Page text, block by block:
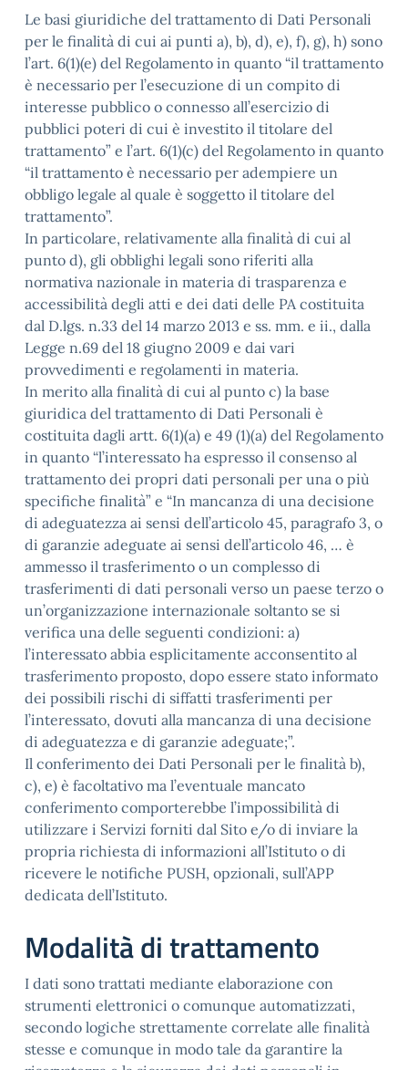
Le basi giuridiche del trattamento di Dati Personali
per le finalità di cui ai punti a), b), d), e), f), g), h) sono
l’art. 6(1)(e) del Regolamento in quanto “il trattamento
è necessario per l’esecuzione di un compito di
interesse pubblico o connesso all’esercizio di
pubblici poteri di cui è investito il titolare del
trattamento” e l’art. 6(1)(c) del Regolamento in quanto
“il trattamento è necessario per adempiere un
obbligo legale al quale è soggetto il titolare del
trattamento”.
In particolare, relativamente alla finalità di cui al
punto d), gli obblighi legali sono riferiti alla
normativa nazionale in materia di trasparenza e
accessibilità degli atti e dei dati delle PA costituita
dal D.lgs. n.33 del 14 marzo 2013 e ss. mm. e ii., dalla
Legge n.69 del 18 giugno 2009 e dai vari
provvedimenti e regolamenti in materia.
In merito alla finalità di cui al punto c) la base
giuridica del trattamento di Dati Personali è
costituita dagli artt. 6(1)(a) e 49 (1)(a) del Regolamento
in quanto “l’interessato ha espresso il consenso al
trattamento dei propri dati personali per una o più
specifiche finalità” e “In mancanza di una decisione
di adeguatezza ai sensi dell’articolo 45, paragrafo 3, o
di garanzie adeguate ai sensi dell’articolo 46, … è
ammesso il trasferimento o un complesso di
trasferimenti di dati personali verso un paese terzo o
un’organizzazione internazionale soltanto se si
verifica una delle seguenti condizioni: a)
l’interessato abbia esplicitamente acconsentito al
trasferimento proposto, dopo essere stato informato
dei possibili rischi di siffatti trasferimenti per
l’interessato, dovuti alla mancanza di una decisione
di adeguatezza e di garanzie adeguate;”.
Il conferimento dei Dati Personali per le finalità b),
c), e) è facoltativo ma l’eventuale mancato
conferimento comporterebbe l’impossibilità di
utilizzare i Servizi forniti dal Sito e/o di inviare la
propria richiesta di informazioni all’Istituto o di
ricevere le notifiche PUSH, opzionali, sull’APP
dedicata dell’Istituto.
Modalità di trattamento
I dati sono trattati mediante elaborazione con
strumenti elettronici o comunque automatizzati,
secondo logiche strettamente correlate alle finalità
stesse e comunque in modo tale da garantire la